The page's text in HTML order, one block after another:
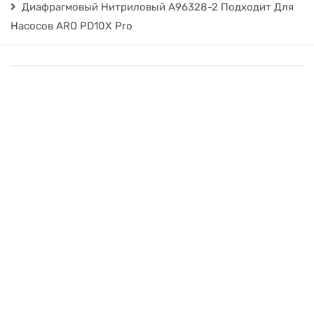
Диафрагмовый Нитриловый A96328-2 Подходит Для
Насосов ARO PD10X Pro